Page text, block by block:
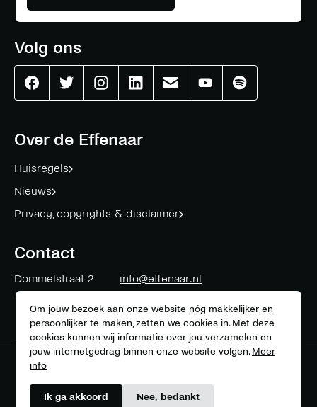
Over de Effenaar
Huisregels
Nieuws
Privacy, copyrights & disclaimer
Contact
Dommelstraat 2
5611 CK
info@effenaar.nl
Volg ons
EffenaarEffenaarEffenaarEffenaarEffenaarEffenaarEffenaar
Meer over onze partners
Om jouw bezoek aan onze website nóg makkelijker en
persoonlijker te maken, zetten we cookies in. Met deze
cookies kunnen wij informatie over jou verzamelen en
jouw internetgedrag binnen onze website volgen. Meer
info
Ik ga akkoord Nee, bedankt